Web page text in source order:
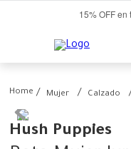
15% OFF en
Mujer Calzado
Hush Puppies